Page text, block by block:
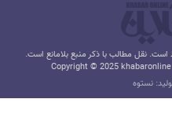
نقل مطالب با ذکر منبع بلامانع است.
Copyright © 2025
نستوه